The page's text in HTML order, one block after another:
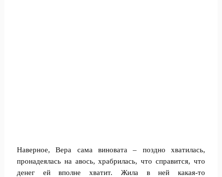
Наверное, Вера сама виновата – поздно хватилась,
пронадеялась на авось, храбрилась, что справится, что
денег ей вполне хватит. Жила в ней какая-то